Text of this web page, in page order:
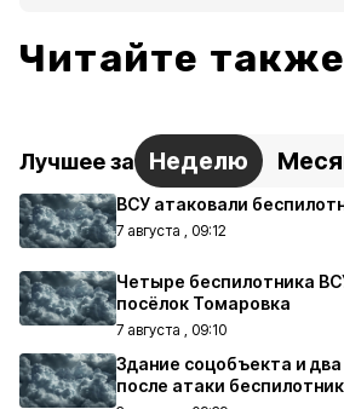
Читайте также
Лучшее за Неделю
ВСУ атаковали
7 августа , 09:12
Четыре беспилотника
посёлок Томаровка
7 августа , 09:10
Здание соцобъекта и
после атаки